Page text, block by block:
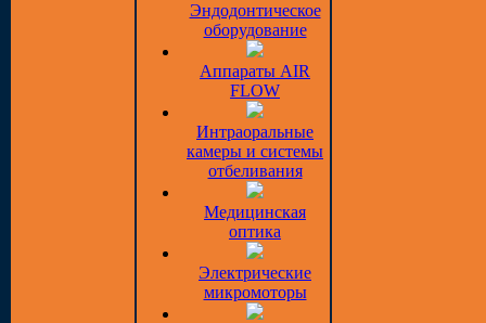
Эндодонтическое
оборудование
Аппараты AIR
FLOW
Интраоральные
камеры и системы
отбеливания
Медицинская
оптика
Электрические
микромоторы